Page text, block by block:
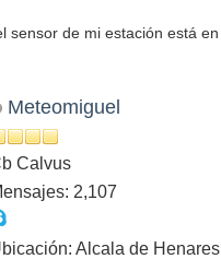
sensor de mi estación está
Meteomiguel
Calvus
2,107
Alcala de